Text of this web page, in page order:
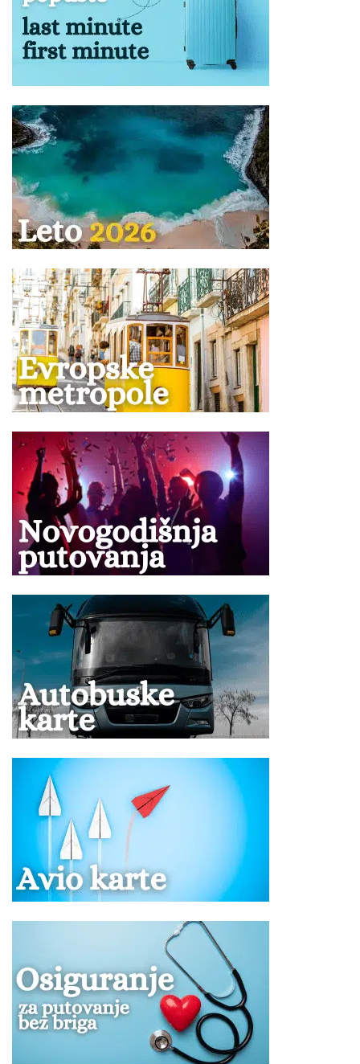
plaćaju iznos koji je naveden u tabeli programa
putovanja, s tim što jedno dete ima smeštaj u
pomoćnom ležaju, uslugu u hotelu kao punoplatežna
osoba, dok drugo dete ima smeštaj u zajedničkom
Deca od 2-6 godina plaćaju iznos koji je naveden u
tabeli programa putovanja, IMAJU mesto u autobusu u
toku transfera aerodrom – hotel – aerodrom i imaju
besplatan smeštaj u zajedničkom ležaju u nekim
hotelima,
Dete bilo kog uzrasta koje koristi osnovni ležaj plaća
punu cenu aranžmana,
Treća odrasla osoba se može smestiti u standardnu
dvokrevetnu sobu sa pomoćnim ležajem, u smeštajnim
objektima u kojima je za istu naznačena cena, plaća
iznos naveden u tabeli programa putovanja, ima
smeštaj u pomoćnom ležaju, uslugu u hotelu kao
punoplatežna osoba,
Doplata za jednokrevetnu (1/1) sobu u većini hotela
iznosi od 100 % od ukupne cene aranžmana i cena je
naveden u tabeli programa putovanja. Jednokrevetne
Doplata za korišćenje klima uređaja se vrši na licu
mesta.
Ukoliko Vam ponuda za Hotel MAJESTIC Laganas ne
odgovara pogledajte ponudu ostalih smeštaja na ostrvu
Zakintosili ponudu smeštaja na drugim ostrvima Grčke
kompletnu ponudu za letovanje u Grčkoj